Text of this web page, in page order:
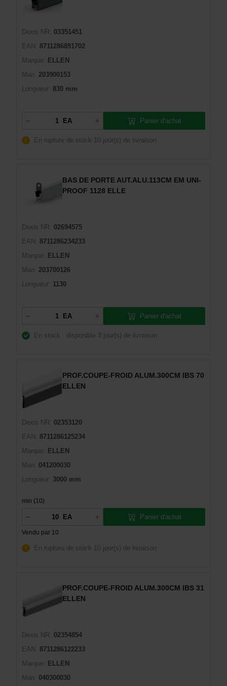
Dexis NR:
03351451
EAN:
8711286891702
Marque:
ELLEN
Man: 203900153
Longueur: 830 mm
EA Panier d'achat
En rupture de stock 10 jour(s) de livraison
BAS DE PORTE AUT.ALU.113CM EM UNI-
PROOF 1128 ELLE
Dexis NR:
02694575
EAN:
8711286234233
Marque:
ELLEN
Man: 203700126
Longueur: 1130
EA Panier d'achat
En stock : disponible 3 jour(s) de livraison
PROF.COUPE-FROID ALUM.300CM IBS 70
ELLEN
Dexis NR:
02353120
EAN:
8711286125234
Marque:
ELLEN
Man:
041200030
Longueur: 3000 mm
min (10)
EA
Vendu par 10
Panier d'achat
En rupture de stock 10 jour(s) de livraison
PROF.COUPE-FROID ALUM.300CM IBS 31
ELLEN
Dexis NR:
02354854
EAN:
8711286122233
Marque:
ELLEN
Man:
040300030